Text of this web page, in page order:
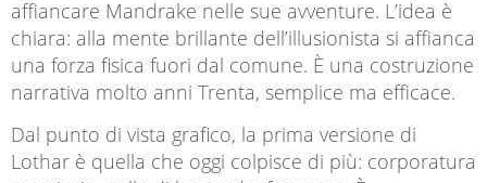
affiancare Mandrake nelle sue avventure. L’idea è
chiara: alla mente brillante dell’illusionista si affianca
una forza fisica fuori dal comune. È una costruzione
narrativa molto anni Trenta, semplice ma efficace.
Dal punto di vista grafico, la prima versione di
Lothar è quella che oggi colpisce di più: corporatura